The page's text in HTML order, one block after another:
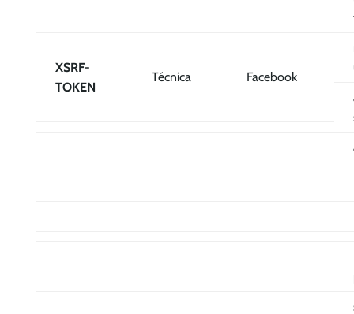
XSRF-
TOKEN
Técnica Facebook